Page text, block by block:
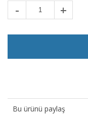
- +
Bu ürünü paylaş